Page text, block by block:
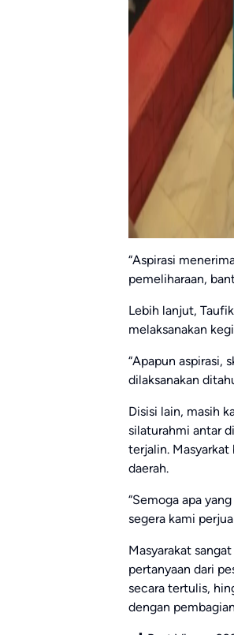
“Aspirasi
pemeliharaan,
Lebih lanjut,
melaksanakan
“Apapun aspirasi,
dilaksanakan
Disisi lain, masih
silaturahmi antar
terjalin. Masyarkat
daerah.
“Semoga apa
segera kami
Masyarakat
pertanyaan dari
secara tertulis,
dengan